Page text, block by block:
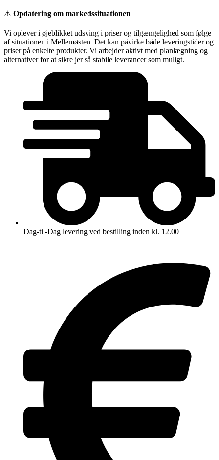
Videre
indhold
⚠️ Opdatering om markedssituationen
Vi oplever i øjeblikket udsving i priser og tilgængelighed som følge
af situationen i Mellemøsten. Det kan påvirke både leveringstider og
priser på enkelte produkter. Vi arbejder aktivt med planlægning og
alternativer for at sikre jer så stabile leverancer som muligt.
Dag-til-Dag levering ved bestilling inden kl. 12.00